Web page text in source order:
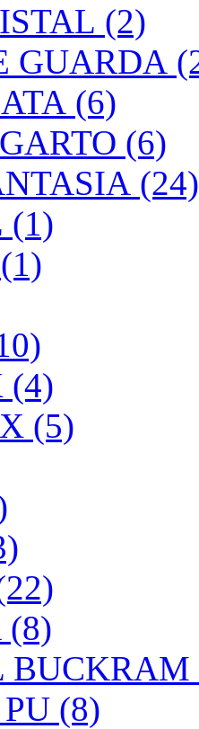
(2)
GUARDA
(6)
(6)
(24)
(1)
(4)
(5)
(8)
(8)